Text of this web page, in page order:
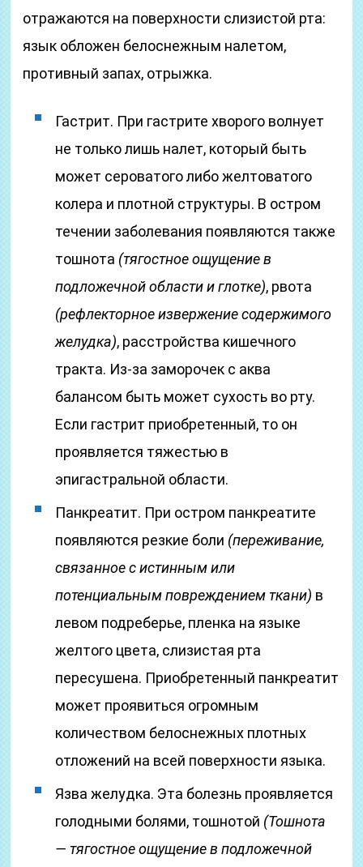
отражаются на поверхности слизистой рта:
язык обложен белоснежным налетом,
противный запах, отрыжка.
Гастрит. При гастрите хворого волнует
не только лишь налет, который быть
может сероватого либо желтоватого
колера и плотной структуры. В остром
течении заболевания появляются также
тошнота (тягостное ощущение в
подложечной области и глотке), рвота
(рефлекторное извержение содержимого
желудка), расстройства кишечного
тракта. Из-за заморочек с аква
балансом быть может сухость во рту.
Если гастрит приобретенный, то он
проявляется тяжестью в
эпигастральной области.
Панкреатит. При остром панкреатите
появляются резкие боли (переживание,
связанное с истинным или
потенциальным повреждением ткани) в
левом подреберье, пленка на языке
желтого цвета, слизистая рта
пересушена. Приобретенный панкреатит
может проявиться огромным
количеством белоснежных плотных
отложений на всей поверхности языка.
Язва желудка. Эта болезнь проявляется
голодными болями, тошнотой (Тошнотa
— тягостное ощущение в подложечной